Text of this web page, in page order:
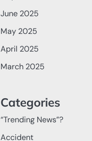
June 2025
May 2025
April 2025
March 2025
Categories
“Trending News”?
Accident